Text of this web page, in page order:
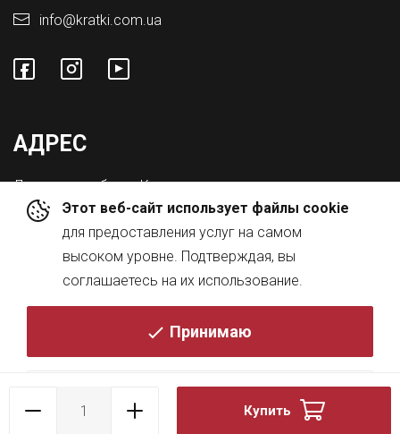
Этот веб-сайт использует файлы cookie
для предоставления услуг на самом
высоком уровне. Подтверждая, вы
соглашаетесь на их использование.
Принимаю
Купить
info@kratki.com.ua
АДРЕС
Львовская обл., с. Конопниця,
ул. Городоцкая 8а
DESIGN BY